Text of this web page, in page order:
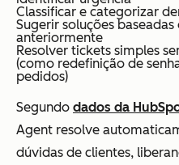
Classificar e categorizar
Sugerir soluções
anteriormente
Resolver tickets simples
(como redefinição de
pedidos)
Segundo dados da
Agent resolve
dúvidas de clientes,